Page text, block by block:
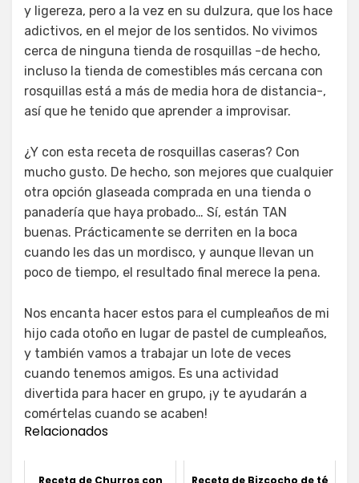
y ligereza, pero a la vez en su dulzura, que los hace
adictivos, en el mejor de los sentidos. No vivimos
cerca de ninguna tienda de rosquillas -de hecho,
incluso la tienda de comestibles más cercana con
rosquillas está a más de media hora de distancia-,
así que he tenido que aprender a improvisar.
¿Y con esta receta de rosquillas caseras? Con
mucho gusto. De hecho, son mejores que cualquier
otra opción glaseada comprada en una tienda o
panadería que haya probado… Sí, están TAN
buenas. Prácticamente se derriten en la boca
cuando les das un mordisco, y aunque llevan un
poco de tiempo, el resultado final merece la pena.
Nos encanta hacer estos para el cumpleaños de mi
hijo cada otoño en lugar de pastel de cumpleaños,
y también vamos a trabajar un lote de veces
cuando tenemos amigos. Es una actividad
divertida para hacer en grupo, ¡y te ayudarán a
comértelas cuando se acaben!
Relacionados